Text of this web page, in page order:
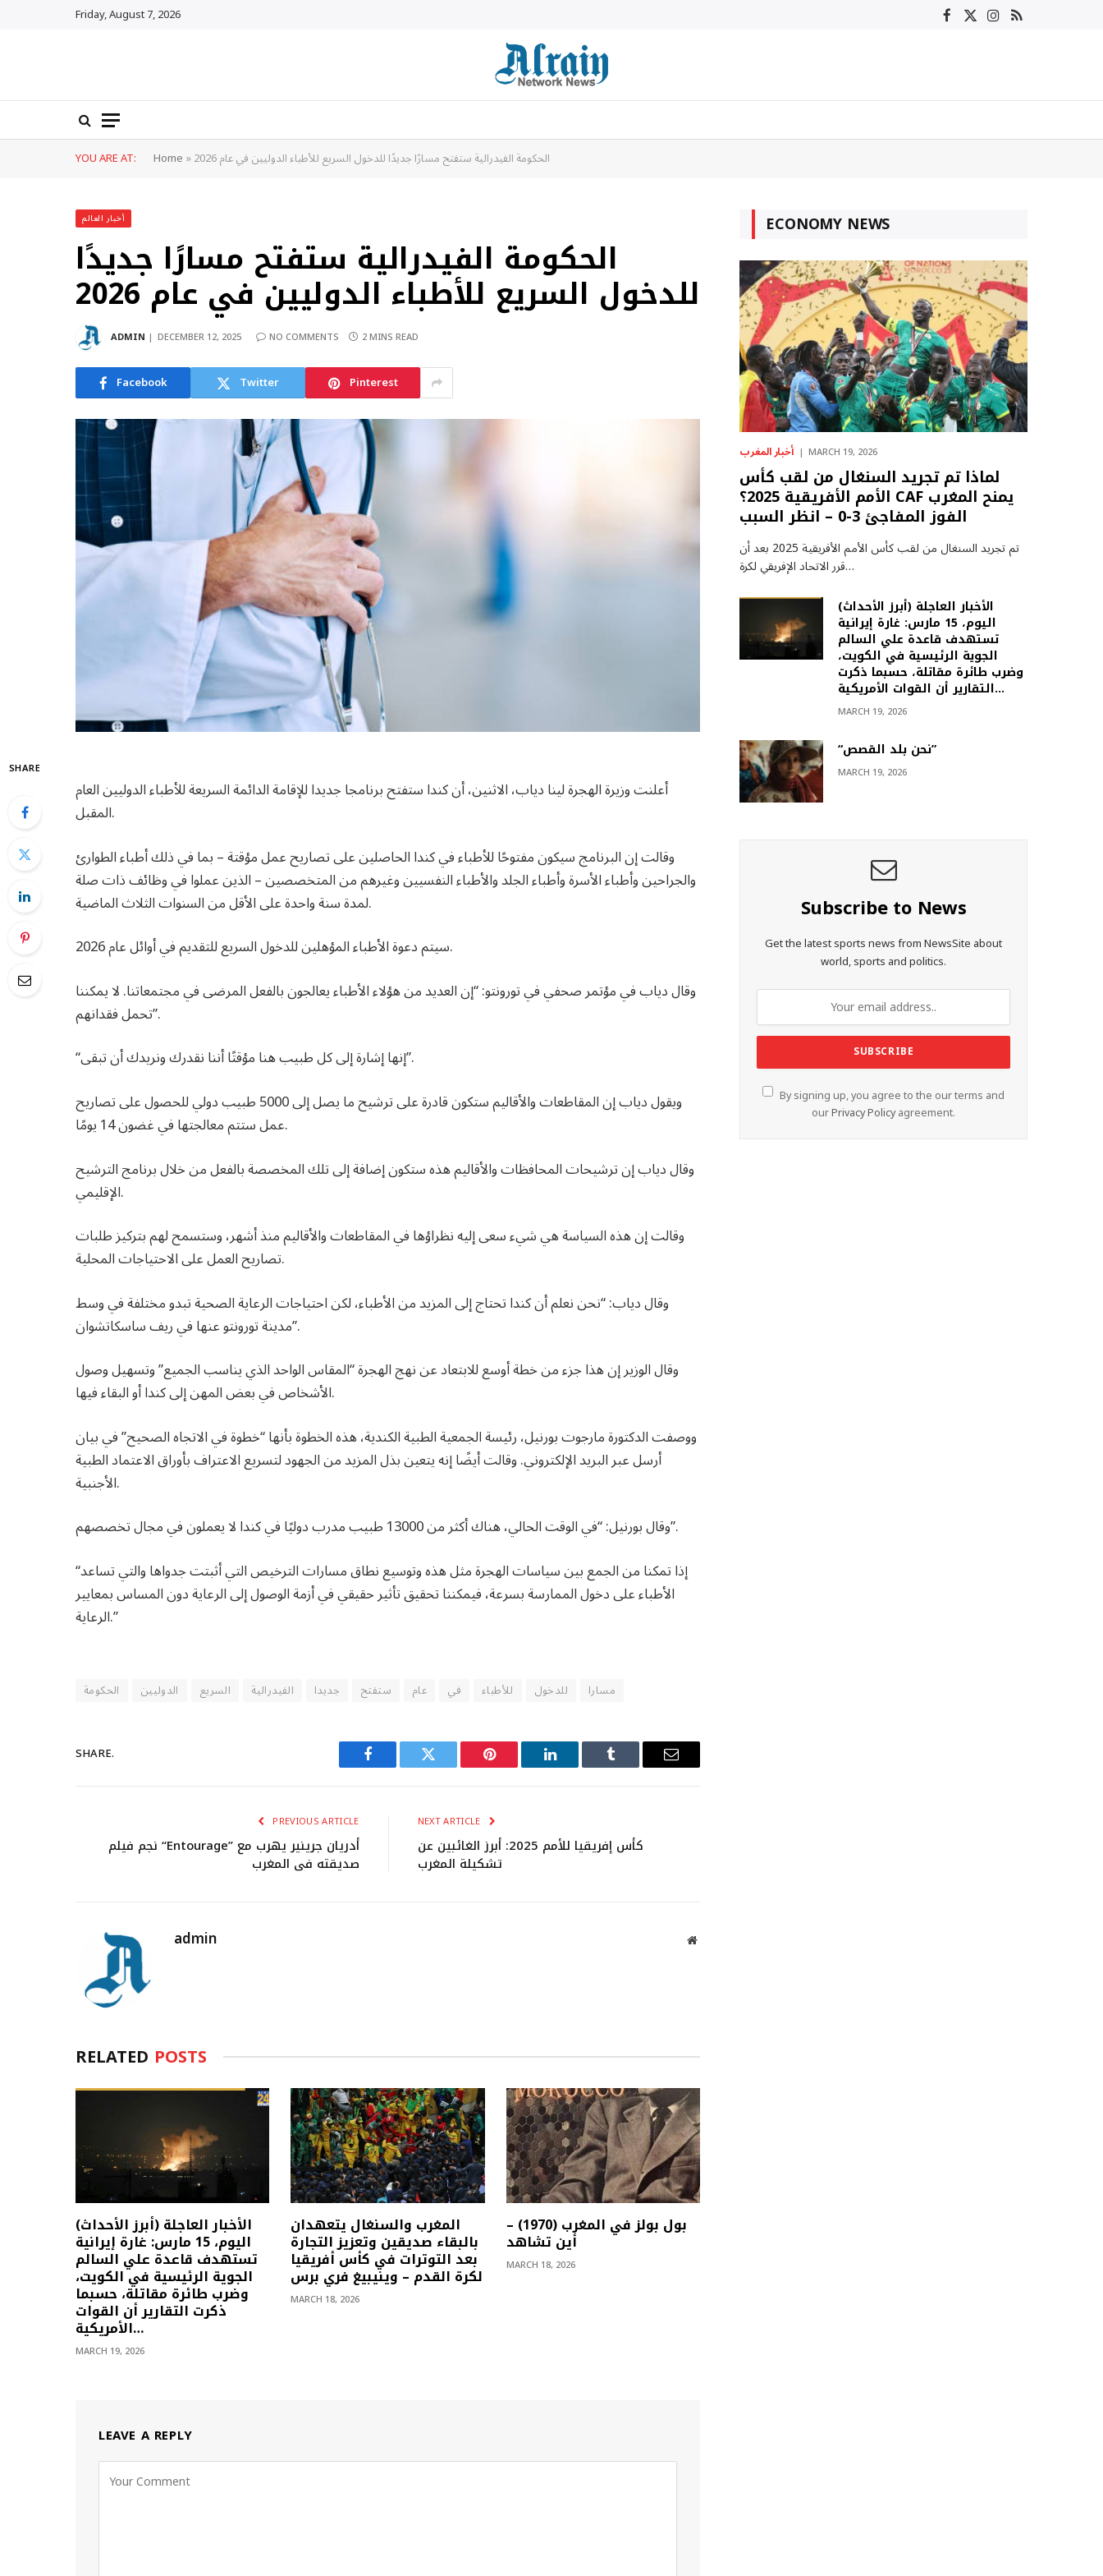
Friday, August 7, 2026 Facebook
X Instagram
RSS
YOU ARE AT: Home» الحكومة الفيدرالية ستفتح مسارًا جديدًا للدخول السريع للأطباء الدوليين في عام 2026
أخبار العالم
الحكومة الفيدرالية ستفتح مسارًا جديدًا
للدخول السريع للأطباء الدوليين في عام 2026
ADMIN DECEMBER 12, 2025 NO COMMENTS 2 MINS READ
Facebook Twitter Pinterest
SHARE
أعلنت وزيرة الهجرة لينا دياب، الاثنين، أن كندا ستفتح برنامجا جديدا للإقامة الدائمة السريعة للأطباء الدوليين العام
المقبل.
وقالت إن البرنامج سيكون مفتوحًا للأطباء في كندا الحاصلين على تصاريح عمل مؤقتة – بما في ذلك أطباء الطوارئ
والجراحين وأطباء الأسرة وأطباء الجلد والأطباء النفسيين وغيرهم من المتخصصين – الذين عملوا في وظائف ذات صلة
لمدة سنة واحدة على الأقل من السنوات الثلاث الماضية.
سيتم دعوة الأطباء المؤهلين للدخول السريع للتقديم في أوائل عام 2026.
وقال دياب في مؤتمر صحفي في تورونتو: “إن العديد من هؤلاء الأطباء يعالجون بالفعل المرضى في مجتمعاتنا. لا يمكننا
تحمل فقدانهم”.
“إنها إشارة إلى كل طبيب هنا مؤقتًا أننا نقدرك ونريدك أن تبقى”.
ويقول دياب إن المقاطعات والأقاليم ستكون قادرة على ترشيح ما يصل إلى 5000 طبيب دولي للحصول على تصاريح
عمل ستتم معالجتها في غضون 14 يومًا.
وقال دياب إن ترشيحات المحافظات والأقاليم هذه ستكون إضافة إلى تلك المخصصة بالفعل من خلال برنامج الترشيح
الإقليمي.
وقالت إن هذه السياسة هي شيء سعى إليه نظراؤها في المقاطعات والأقاليم منذ أشهر، وستسمح لهم بتركيز طلبات
تصاريح العمل على الاحتياجات المحلية.
وقال دياب: “نحن نعلم أن كندا تحتاج إلى المزيد من الأطباء، لكن احتياجات الرعاية الصحية تبدو مختلفة في وسط
مدينة تورونتو عنها في ريف ساسكاتشوان”.
وقال الوزير إن هذا جزء من خطة أوسع للابتعاد عن نهج الهجرة “المقاس الواحد الذي يناسب الجميع” وتسهيل وصول
الأشخاص في بعض المهن إلى كندا أو البقاء فيها.
ووصفت الدكتورة مارجوت بورنيل، رئيسة الجمعية الطبية الكندية، هذه الخطوة بأنها “خطوة في الاتجاه الصحيح” في بيان
أرسل عبر البريد الإلكتروني. وقالت أيضًا إنه يتعين بذل المزيد من الجهود لتسريع الاعتراف بأوراق الاعتماد الطبية
الأجنبية.
وقال بورنيل: “في الوقت الحالي، هناك أكثر من 13000 طبيب مدرب دوليًا في كندا لا يعملون في مجال تخصصهم”.
“إذا تمكنا من الجمع بين سياسات الهجرة مثل هذه وتوسيع نطاق مسارات الترخيص التي أثبتت جدواها والتي تساعد
الأطباء على دخول الممارسة بسرعة، فيمكننا تحقيق تأثير حقيقي في أزمة الوصول إلى الرعاية دون المساس بمعايير
الرعاية.”
الحكومة الدوليين السريع الفيدرالية جديدا ستفتح عام في للأطباء للدخول مسارا
SHARE.
Facebook Twitter Pinterest LinkedIn Tumblr Email
PREVIOUS ARTICLE
نجم فيلم “Entourage” أدريان جرينير يهرب مع
صديقته في المغرب
NEXT ARTICLE
كأس إفريقيا للأمم 2025: أبرز الغائبين عن
تشكيلة المغرب
admin Website
RELATED POSTS
(أبرز الأحداث) الأخبار العاجلة
اليوم، 15 مارس: غارة إيرانية
تستهدف قاعدة علي السالم
الجوية الرئيسية في الكويت،
وضرب طائرة مقاتلة، حسبما
ذكرت التقارير أن القوات
الأمريكية…
MARCH 19, 2026
المغرب والسنغال يتعهدان
بالبقاء صديقين وتعزيز التجارة
بعد التوترات في كأس أفريقيا
لكرة القدم – وينيبيغ فري برس
MARCH 18, 2026
بول بولز في المغرب (1970) –
أين تشاهد
MARCH 18, 2026
LEAVE A REPLY
ECONOMY NEWS
أخبار المغرب MARCH 19, 2026
لماذا تم تجريد السنغال من لقب كأس
الأمم الأفريقية 2025؟ CAF يمنح المغرب
الفوز المفاجئ 3-0 – انظر السبب
تم تجريد السنغال من لقب كأس الأمم الأفريقية 2025 بعد أن
قرر الاتحاد الإفريقي لكرة…
(أبرز الأحداث) الأخبار العاجلة
اليوم، 15 مارس: غارة إيرانية
تستهدف قاعدة علي السالم
الجوية الرئيسية في الكويت،
وضرب طائرة مقاتلة، حسبما ذكرت
التقارير أن القوات الأمريكية…
MARCH 19, 2026
“نحن بلد القصص”
MARCH 19, 2026
Subscribe to News
Get the latest sports news from NewsSite about
world, sports and politics.
By signing up, you agree to the our terms and
ourPrivacy Policyagreement.